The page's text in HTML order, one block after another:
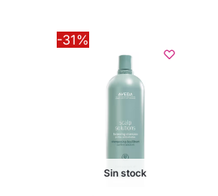
-31%
Sin stock